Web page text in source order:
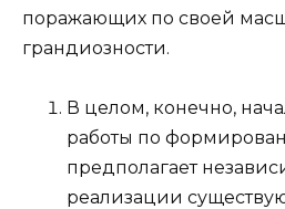
поражающих по своей
грандиозности.
В целом, конечно,
работы по
предполагает
реализации